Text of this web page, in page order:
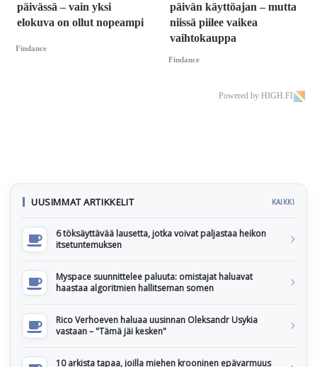
päivässä – vain yksi
elokuva on ollut nopeampi
Findance
päivän käyttöajan – mutta
niissä piilee vaikea
vaihtokauppa
Findance
Powered by HIGH.FI
UUSIMMAT ARTIKKELIT KAIKKI
6 töksäyttävää lausetta, jotka voivat paljastaa heikon
itsetuntemuksen
Myspace suunnittelee paluuta: omistajat haluavat
haastaa algoritmien hallitseman somen
Rico Verhoeven haluaa uusinnan Oleksandr Usykia
vastaan – "Tämä jäi kesken"
10 arkista tapaa, joilla miehen krooninen epävarmuus